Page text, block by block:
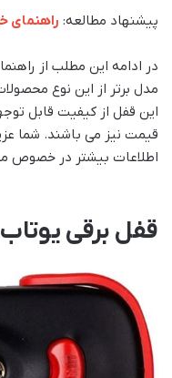
پیشنهاد مطالعه: راهنمای
مدل برتر از این نوع
این قفل از کیفیت قابل
قیمت نیز می باشند. شما
اطلاعات بیشتر در خصوص
قفل برقی یوتاب مدل 1093